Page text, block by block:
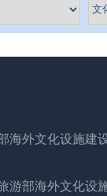
海外文化设施建
游部海外文化设